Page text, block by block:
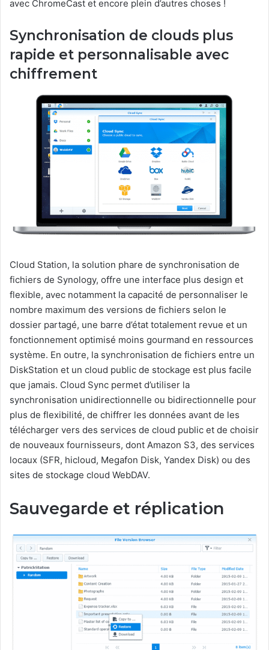
avec ChromeCast et encore plein d’autres choses !
Synchronisation de clouds plus
rapide et personnalisable avec
chiffrement
Cloud Station, la solution phare de synchronisation de
fichiers de Synology, offre une interface plus design et
flexible, avec notamment la capacité de personnaliser le
nombre maximum des versions de fichiers selon le
dossier partagé, une barre d’état totalement revue et un
fonctionnement optimisé moins gourmand en ressources
système. En outre, la synchronisation de fichiers entre un
DiskStation et un cloud public de stockage est plus facile
que jamais. Cloud Sync permet d’utiliser la
synchronisation unidirectionnelle ou bidirectionnelle pour
plus de flexibilité, de chiffrer les données avant de les
télécharger vers des services de cloud public et de choisir
de nouveaux fournisseurs, dont Amazon S3, des services
locaux (SFR, hicloud, Megafon Disk, Yandex Disk) ou des
sites de stockage cloud WebDAV.
Sauvegarde et réplication